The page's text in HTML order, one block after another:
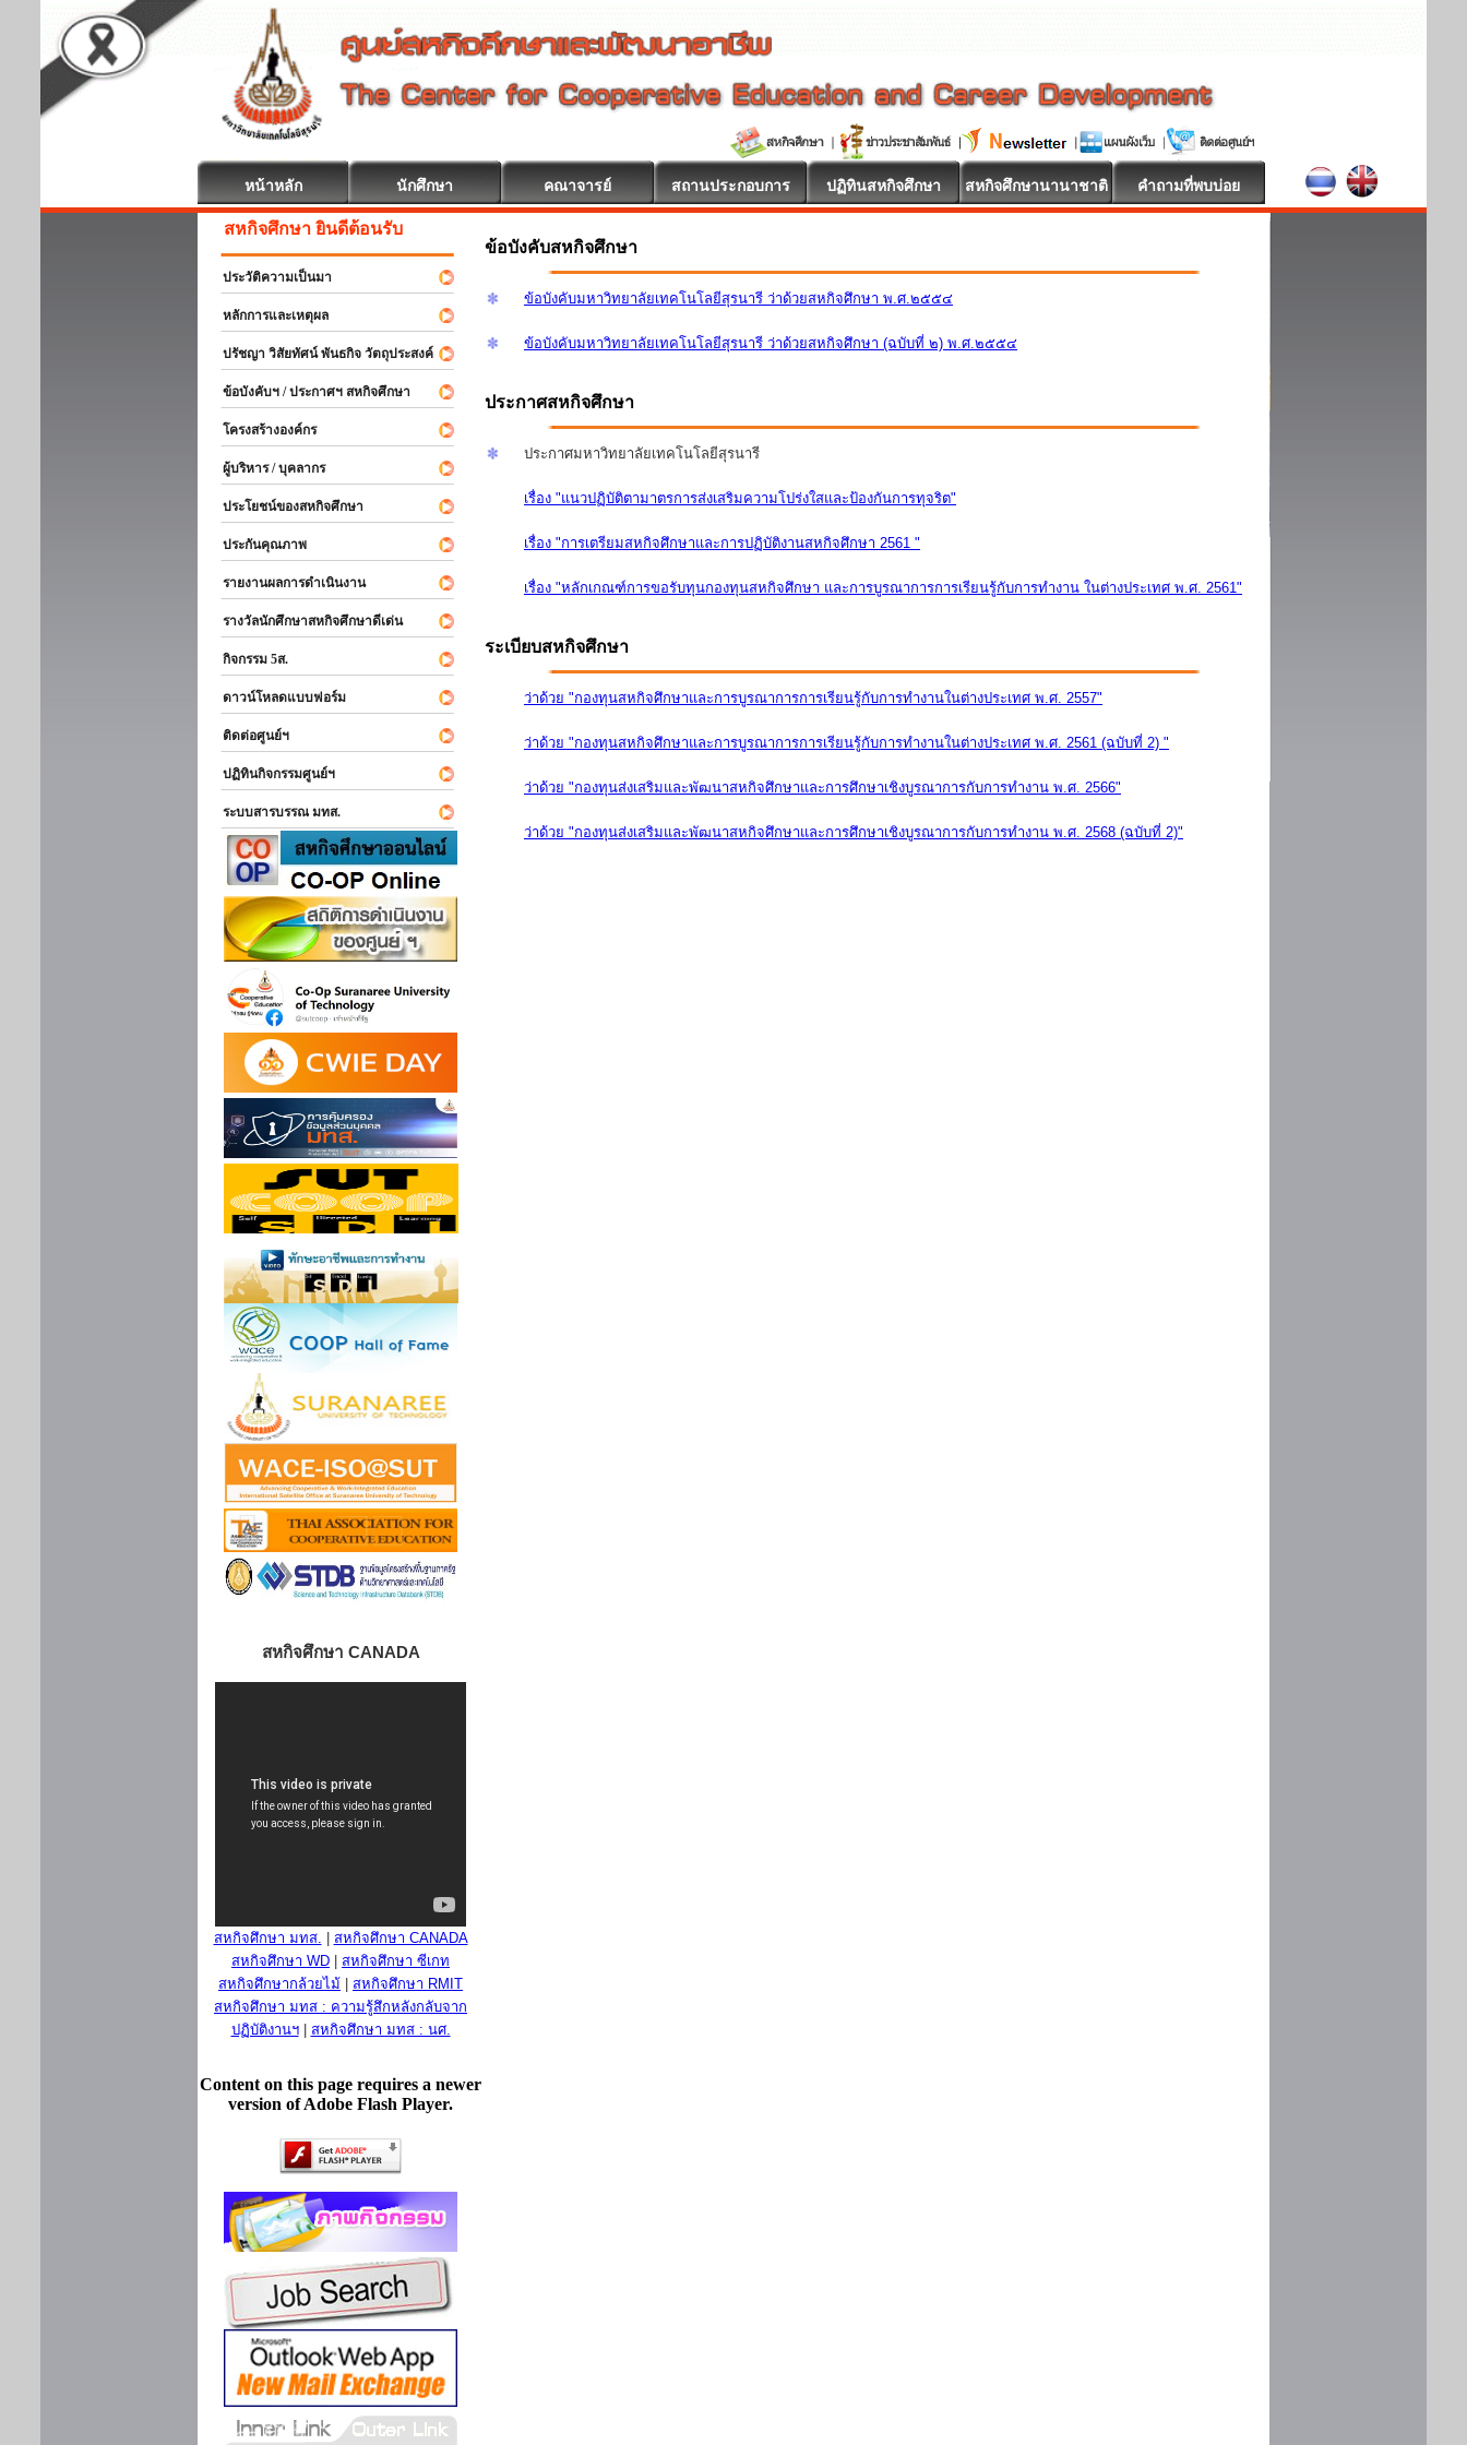
หน้าหลัก นักศึกษา คณาจารย์ สถานประกอบการ ปฏิทินสหกิจศึกษา สหกิจศึกษานานาชาติ คำถามที่พบบ่อย
สหกิจศึกษา ยินดีต้อนรับ
ประวัติความเป็นมา
หลักการและเหตุผล
ปรัชญา วิสัยทัศน์ พันธกิจ วัตถุประสงค์
ข้อบังคับฯ / ประกาศฯ สหกิจศึกษา
โครงสร้างองค์กร
ผู้บริหาร / บุคลากร
ประโยชน์ของสหกิจศึกษา
ประกันคุณภาพ
รายงานผลการดำเนินงาน
รางวัลนักศึกษาสหกิจศึกษาดีเด่น
กิจกรรม 5ส.
ดาวน์โหลดแบบฟอร์ม
ติดต่อศูนย์ฯ
ปฏิทินกิจกรรมศูนย์ฯ
ระบบสารบรรณ มทส.
สหกิจศึกษา CANADA
สหกิจศึกษา มทส.
สหกิจศึกษา CANADA
สหกิจศึกษา WD
สหกิจศึกษา ซีเกท
สหกิจศึกษากล้วยไม้
สหกิจศึกษา RMIT
สหกิจศึกษา มทส : ความรู้สึกหลังกลับจาก
ปฏิบัติงานฯ| สหกิจศึกษา มทส : นศ.
Content on this page requires a newer
version of Adobe Flash Player.
ข้อบังคับสหกิจศึกษา
ข้อบังคับมหาวิทยาลัยเทคโนโลยีสุรนารี ว่าด้วยสหกิจศึกษา พ.ศ.๒๕๕๔
ข้อบังคับมหาวิทยาลัยเทคโนโลยีสุรนารี ว่าด้วยสหกิจศึกษา (ฉบับที่ ๒) พ.ศ.๒๕๕๔
ประกาศสหกิจศึกษา
ประกาศมหาวิทยาลัยเทคโนโลยีสุรนารี
เรื่อง "แนวปฏิบัติตามาตรการส่งเสริมความโปร่งใสและป้องกันการทุจริต"
เรื่อง "การเตรียมสหกิจศึกษาและการปฏิบัติงานสหกิจศึกษา 2561 "
เรื่อง "หลักเกณฑ์การขอรับทุนกองทุนสหกิจศึกษา และการบูรณาการการเรียนรู้กับการทำงาน ในต่างประเทศ พ.ศ. 2561"
ระเบียบสหกิจศึกษา
ว่าด้วย "กองทุนสหกิจศึกษาและการบูรณาการการเรียนรู้กับการทำงานในต่างประเทศ พ.ศ. 2557"
ว่าด้วย "กองทุนสหกิจศึกษาและการบูรณาการการเรียนรู้กับการทำงานในต่างประเทศ พ.ศ. 2561 (ฉบับที่ 2) "
ว่าด้วย "กองทุนส่งเสริมและพัฒนาสหกิจศึกษาและการศึกษาเชิงบูรณาการกับการทำงาน พ.ศ. 2566"
ว่าด้วย "กองทุนส่งเสริมและพัฒนาสหกิจศึกษาและการศึกษาเชิงบูรณาการกับการทำงาน พ.ศ. 2568 (ฉบับที่ 2)"